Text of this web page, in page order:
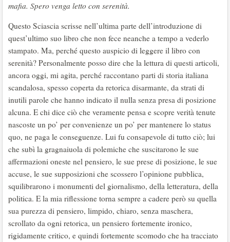
mafia. Spero venga letto con serenità.
Questo Sciascia scrisse nell’ultima parte dell’introduzione di
quest’ultimo suo libro che non fece neanche a tempo a vederlo
stampato. Ma, perché questo auspicio di leggere il libro con
serenità? Personalmente posso dire che la lettura di questi articoli,
ancora oggi, mi agita, perché raccontano parti di storia italiana
scandalosa, spesso coperta da retorica disarmante, da strati di
inutili parole che hanno indicato il nulla senza presa di posizione
alcuna. E chi dice ciò che veramente pensa e scopre verità tenute
nascoste un po’ per convenienze un po’ per mantenere lo status
quo, ne paga le conseguenze. Lui fu consapevole di tutto ciò; lui
che subì la gragnaiuola di polemiche che suscitarono le sue
affermazioni oneste nel pensiero, le sue prese di posizione, le sue
accuse, le sue supposizioni che scossero l’opinione pubblica,
squilibrarono i monumenti del giornalismo, della letteratura, della
politica. E la mia riflessione torna sempre a cadere però su quella
sua purezza di pensiero, limpido, chiaro, senza maschera,
scrollato da ogni retorica, un pensiero fortemente ironico,
rigidamente critico, e quindi fortemente scomodo che ha tracciato